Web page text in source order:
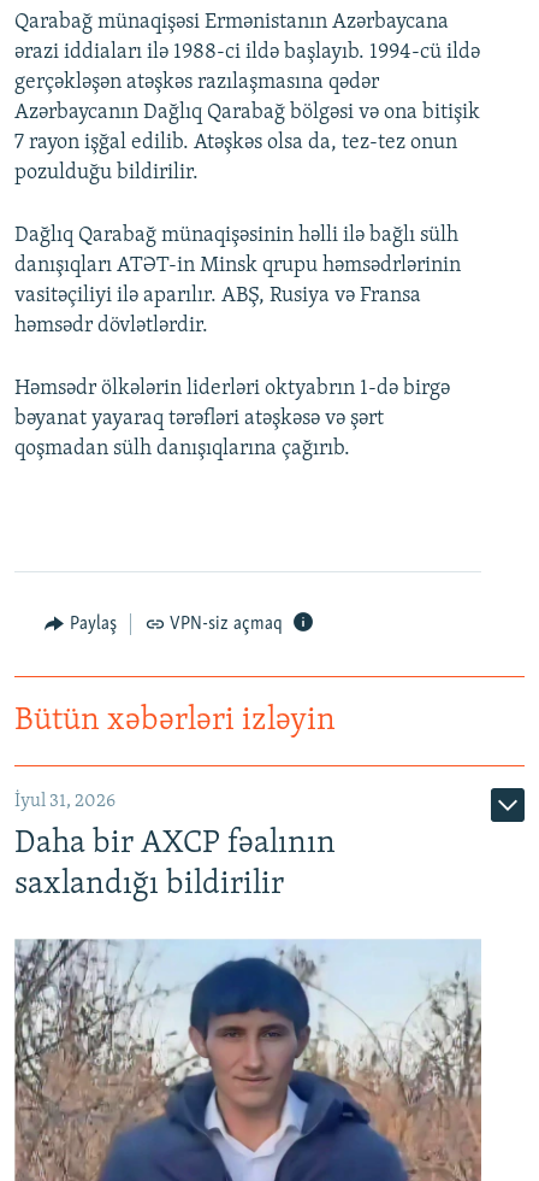
Qarabağ münaqişəsi Ermənistanın Azərbaycana
ərazi iddiaları ilə 1988-ci ildə başlayıb. 1994-cü ildə
gerçəkləşən atəşkəs razılaşmasına qədər
Azərbaycanın Dağlıq Qarabağ bölgəsi və ona bitişik
7 rayon işğal edilib. Atəşkəs olsa da, tez-tez onun
pozulduğu bildirilir.
Dağlıq Qarabağ münaqişəsinin həlli ilə bağlı sülh
danışıqları ATƏT-in Minsk qrupu həmsədrlərinin
vasitəçiliyi ilə aparılır. ABŞ, Rusiya və Fransa
həmsədr dövlətlərdir.
Həmsədr ölkələrin liderləri oktyabrın 1-də birgə
bəyanat yayaraq tərəfləri atəşkəsə və şərt
qoşmadan sülh danışıqlarına çağırıb.
Paylaş VPN-siz açmaq
Bütün xəbərləri izləyin
İyul 31, 2026
Daha bir AXCP fəalının
saxlandığı bildirilir